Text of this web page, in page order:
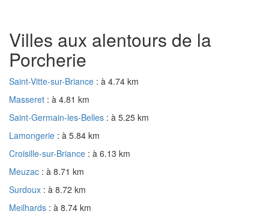
Villes aux alentours de la
Porcherie
Saint-Vitte-sur-Briance : à 4.74 km
Masseret : à 4.81 km
Saint-Germain-les-Belles : à 5.25 km
Lamongerie : à 5.84 km
Croisille-sur-Briance : à 6.13 km
Meuzac : à 8.71 km
Surdoux : à 8.72 km
Meilhards : à 8.74 km